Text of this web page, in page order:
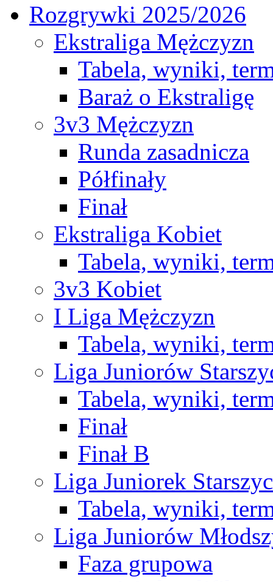
Rozgrywki 2025/2026
Ekstraliga Mężczyzn
Tabela, wyniki,
Baraż o Ekstraligę
3v3 Mężczyzn
Runda zasadnicza
Półfinały
Finał
Ekstraliga Kobiet
Tabela, wyniki,
3v3 Kobiet
I Liga Mężczyzn
Tabela, wyniki,
Liga Juniorów
Tabela, wyniki,
Finał
Finał B
Liga Juniorek
Tabela, wyniki,
Liga Juniorów
Faza grupowa